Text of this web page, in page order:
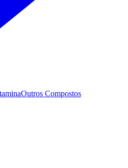
Outros Compostos